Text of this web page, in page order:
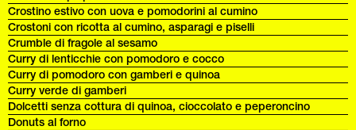
Crostino estivo con uova e pomodorini al cumino
Crostoni con ricotta al cumino, asparagi e piselli
Crumble di fragole al sesamo
Curry di lenticchie con pomodoro e cocco
Curry di pomodoro con gamberi e quinoa
Curry verde di gamberi
Dolcetti senza cottura di quinoa, cioccolato e peperoncino
Donuts al forno